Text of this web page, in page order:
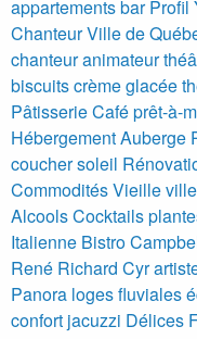
appartements bar Profil
Chanteur Ville de
chanteur animateur
biscuits crème glacée
Pâtisserie Café prêt-à-
Hébergement Auberge
coucher soleil
Commodités Vieille
Alcools Cocktails
Italienne Bistro
René Richard Cyr
Panora loges fluviales
confort jacuzzi Délices